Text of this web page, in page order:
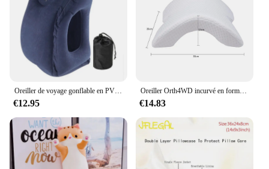
€12.95
Oreiller Orth4WD incurvé en forme de U pour mémoire de sommeil, oreiller à main en mousse creuse, produits d'oreiller cervical, traverses latérales de voyage
€14.83